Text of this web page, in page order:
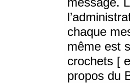
chaque
même est
crochets [
propos du